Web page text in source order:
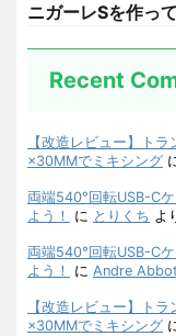
ニガーレSを作っ
Recent
【改造レビュー】ト
×30MMでミキシング
両端540°回転USB-C
よう！
に とりくち よ
両端540°回転USB-C
よう！
に Andre
【改造レビュー】ト
×30MMでミキシング